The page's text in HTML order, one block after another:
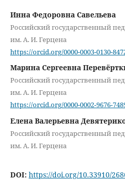
Инна Федоровна Савельева
Российский государственный
им. А. И. Герцена
https://orcid.org/0000-0003-0130-
Марина Сергеевна
Российский государственный
им. А. И. Герцена
https://orcid.org/0000-0002-9676-
Елена Валерьевна
Российский государственный
им. А. И. Герцена
DOI: https://doi.org/10.33910/